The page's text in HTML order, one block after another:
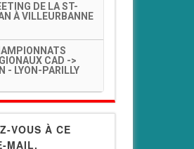
DE LA ST-
À VILLEURBANNE
CAD ->
- LYON-PARILLY
VOUS À CE
MAIL.